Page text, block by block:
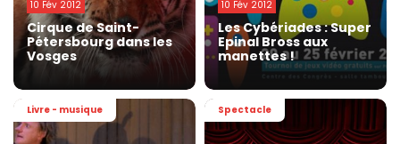
10 Fév 2012
Cirque de Saint-
Pétersbourg dans les
Vosges
10 Fév 2012
Les Cybériades : Super
Epinal Bross aux
manettes !
Livre - musique Spectacle